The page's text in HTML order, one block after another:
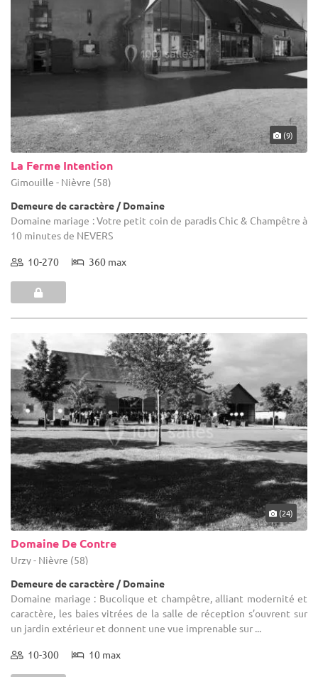
(9)
La Ferme Intention
Gimouille - Nièvre (58)
Demeure de caractère / Domaine
Domaine mariage : Votre petit coin de paradis Chic & Champêtre à
10 minutes de NEVERS
10-270 360 max
(24)
Domaine De Contre
Urzy - Nièvre (58)
Demeure de caractère / Domaine
Domaine mariage : Bucolique et champêtre, alliant modernité et
caractère, les baies vitrées de la salle de réception s’ouvrent sur
un jardin extérieur et donnent une vue imprenable sur ...
10-300 10 max